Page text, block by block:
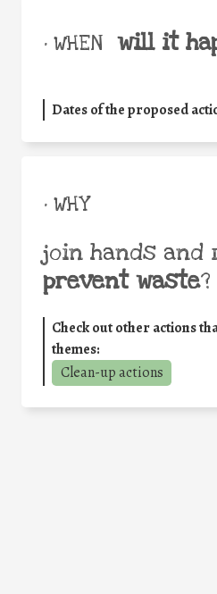
• WHEN will it
Dates of the proposed
• WHY
join hands and
prevent waste?
Check out other actions
themes:
Clean-up actions